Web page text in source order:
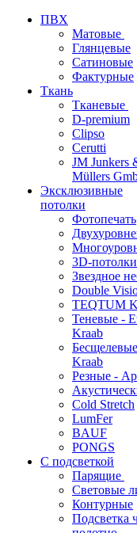
ПВХ
Матовые
Глянцевые
Сатиновые
Фактурные
Ткань
Тканевые
D-premium
Clipso
Cerutti
JM Junkers
Müllers
Эксклюзивные
потолки
Фотопечать
3D-потолки
Звездное
Double
TEQTUM
Теневые -
Kraab
Kraab
Резные -
Cold Stretch
LumFer
BAUF
PONGS
С подсветкой
Парящие
Световые
Контурные
Подсветка